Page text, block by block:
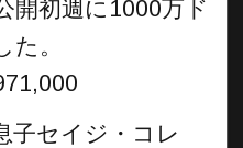
開初週に1000万ド
。
子セイジ・コレ